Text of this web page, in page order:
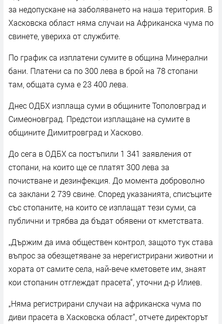
за недопускане на заболяването на наша територия. В
Хасковска област няма случаи на Африканска чума по
свинете, увериха от службите.
По график са изплатени сумите в община Минерални
бани. Платени са по 300 лева в брой на 78 стопани
там, общата сума е 23 400 лева.
Днес ОДБХ изплаща суми в общините Тополовград и
Симеоновград. Предстои изплащане на сумите в
общините Димитровград и Хасково.
До сега в ОДБХ са постъпили 1 341 заявления от
стопани, на които ще се платят 300 лева за
почистване и дезинфекция. До момента доброволно
са заклани 2 739 свине. Според указанията, списъците
със стопаните, на които се изплащат тези суми, са
публични и трябва да бъдат обявени от кметствата.
„Държим да има обществен контрол, защото тук става
въпрос за обезщетяване за нерегистрирани животни и
хората от самите села, най-вече кметовете им, знаят
кои стопанин отглеждат прасета“, уточни д-р Илиев.
„Няма регистрирани случаи на африканска чума по
диви прасета в Хасковска област“, отчете директорът